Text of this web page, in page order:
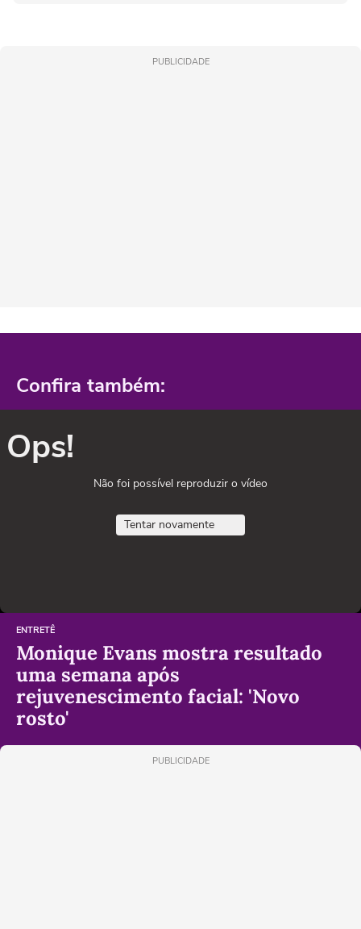
PUBLICIDADE
Confira também:
Ops!
Não foi possível reproduzir o vídeo
Tentar novamente
ENTRETÊ
Monique Evans mostra resultado
uma semana após
rejuvenescimento facial: 'Novo
rosto'
PUBLICIDADE